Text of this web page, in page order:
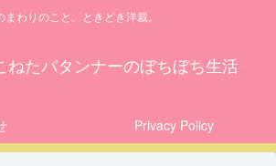
まわりのこと。ときどき洋裁。
ねたパタンナーのぼちぼち生活
Privacy Policy